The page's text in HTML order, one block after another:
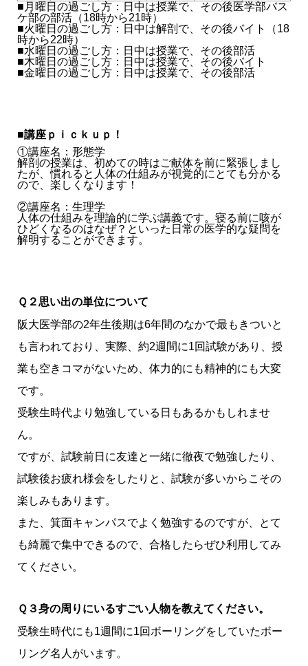
■月曜日の過ごし方：日中は授業で、その後医学部バス
ケ部の部活（18時から21時）
■火曜日の過ごし方：日中は解剖で、その後バイト（18
時から22時）
■水曜日の過ごし方：日中は授業で、その後部活
■木曜日の過ごし方：日中は授業で、その後バイト
■金曜日の過ごし方：日中は授業で、その後部活
■講座ｐｉｃｋｕｐ！
①講座名：形態学
解剖の授業は、初めての時はご献体を前に緊張しまし
たが、慣れると人体の仕組みが視覚的にとても分かる
ので、楽しくなります！
②講座名：生理学
人体の仕組みを理論的に学ぶ講義です。寝る前に咳が
ひどくなるのはなぜ？といった日常の医学的な疑問を
解明することができます。
Ｑ２思い出の単位について
阪大医学部の2年生後期は6年間のなかで最もきついと
も言われており、実際、約2週間に1回試験があり、授
業も空きコマがないため、体力的にも精神的にも大変
です。
受験生時代より勉強している日もあるかもしれませ
ん。
ですが、試験前日に友達と一緒に徹夜で勉強したり、
試験後お疲れ様会をしたりと、試験が多いからこその
楽しみもあります。
また、箕面キャンパスでよく勉強するのですが、とて
も綺麗で集中できるので、合格したらぜひ利用してみ
てください。
Ｑ３身の周りにいるすごい人物を教えてください。
受験生時代にも1週間に1回ボーリングをしていたボー
リング名人がいます。